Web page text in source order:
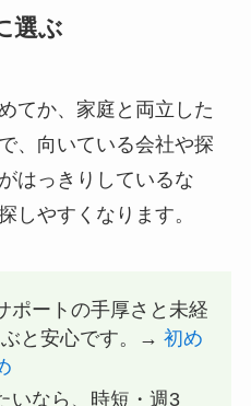
選ぶ
てか、家庭と両立した
、向いている会社や探
はっきりしているな
しやすくなります。
ポートの手厚さと未経
ぶと安心です。→初め
いなら、時短・週3